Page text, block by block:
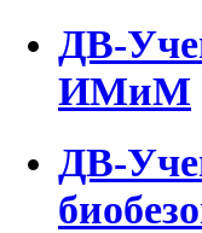
ДВ-
ИМиМ
ДВ-